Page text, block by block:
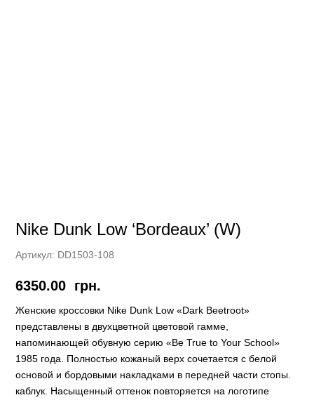
Nike Dunk Low ‘Bordeaux’ (W)
Артикул: DD1503-108
6350.00 грн.
Женские кроссовки Nike Dunk Low «Dark Beetroot»
представлены в двухцветной цветовой гамме,
напоминающей обувную серию «Be True to Your School»
1985 года. Полностью кожаный верх сочетается с белой
основой и бордовыми накладками в передней части стопы.
каблук. Насыщенный оттенок повторяется на логотипе